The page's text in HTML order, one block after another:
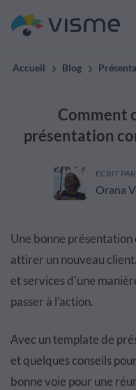
Accueil Blog
Comment
présentation
ÉCRIT PAR
Orana
Une bonne
attirer un nouveau
et services d'une
passer à l'action.
Avec un template de
et quelques conseils
bonne voie pour une